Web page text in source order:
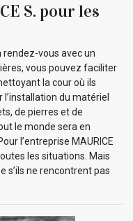
S. pour les
vous avec un
vous pouvez faciliter
la cour où ils
du matériel
de pierres et de
le monde sera en
l’entreprise MAURICE
les situations. Mais
s’ils ne rencontrent pas